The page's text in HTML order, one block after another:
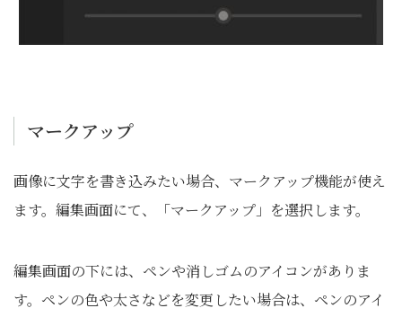
マークアップ
画像に文字を書き込みたい場合、マークアップ機能が使え
ます。編集画面にて、「マークアップ」を選択します。
編集画面の下には、ペンや消しゴムのアイコンがありま
す。ペンの色や太さなどを変更したい場合は、ペンのアイ